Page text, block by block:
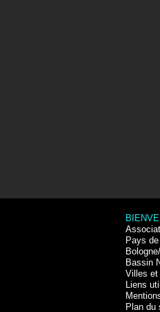
Pays
Bassin
Villes et
Liens
Plan du